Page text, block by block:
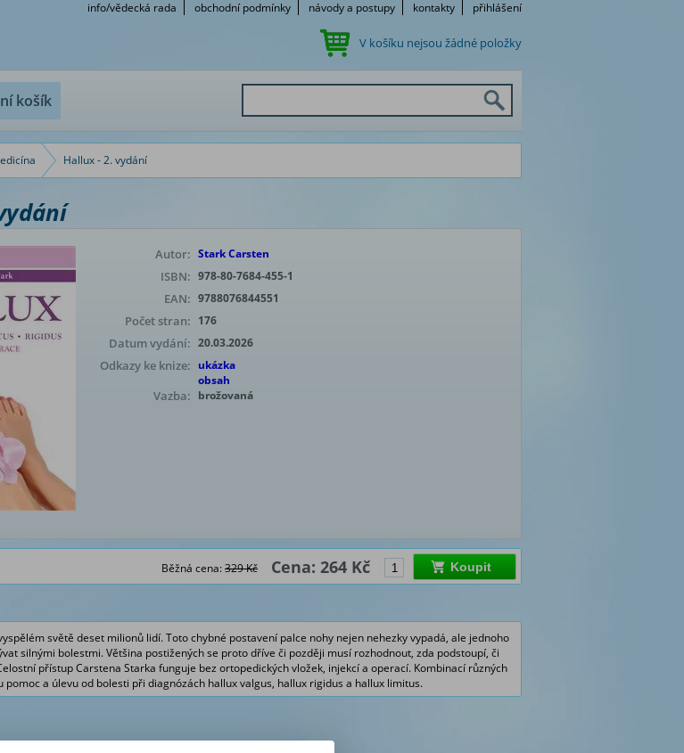
info/vědecká rada obchodní podmínky návody a postupy kontakty přihlášení
V košíku nejsou žádné položky
košík
Hallux - 2. vydání
Autor: Stark Carsten
ISBN: 978-80-7684-455-1
EAN: 9788076844551
Počet stran: 176
Datum vydání: 20.03.2026
Odkazy ke knize: ukázka
obsah
Vazba: brožovaná
Běžná cena:329 Kč Cena: 264 Kč Koupit
světě deset milionů lidí. Toto chybné postavení palce nohy nejen nehezky vypadá, ale jednoho
silnými bolestmi. Většina postižených se proto dříve či později musí rozhodnout, zda podstoupí, či
přístup Carstena Starka funguje bez ortopedických vložek, injekcí a operací. Kombinací různých
pomoc a úlevu od bolesti při diagnózách hallux valgus, hallux rigidus a hallux limitus.